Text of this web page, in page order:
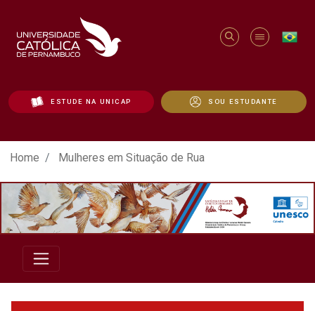
ESTUDE NA UNICAP SOU ESTUDANTE
Mulheres em Situação de Rua - Unicap
Home Mulheres em Situação de Rua